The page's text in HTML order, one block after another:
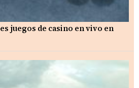
juegos de casino en vivo en